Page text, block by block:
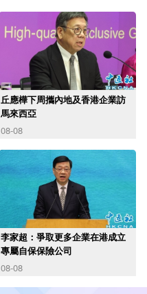
丘應樺下周攜內地及香港企業訪
馬來西亞
08-08
李家超：爭取更多企業在港成立
專屬自保保險公司
08-08